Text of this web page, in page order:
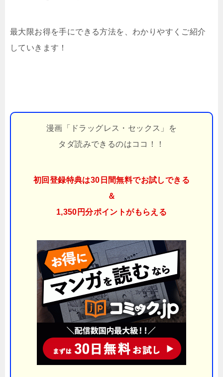
最大限お得を手にできる方法を、わかりやすくご紹介
していきます！
漫画「ドラッグレス・セックス」を
タダ読みできるのはココ！！
初回登録特典は30日間無料でお試しできる
＆
1,350円分ポイントがもらえる